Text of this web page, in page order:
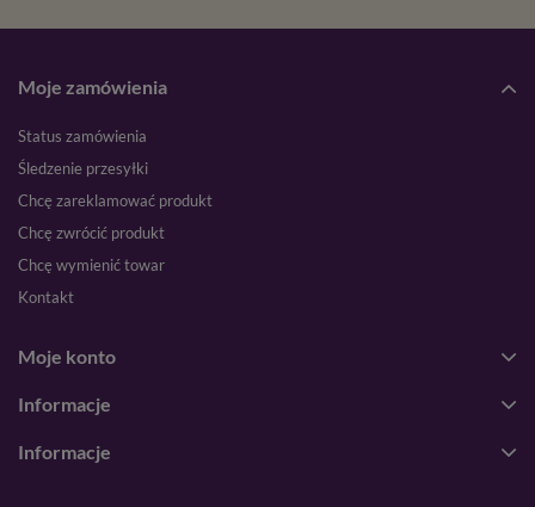
Moje zamówienia
Status zamówienia
Śledzenie przesyłki
Chcę zareklamować produkt
Chcę zwrócić produkt
Chcę wymienić towar
Kontakt
Moje konto
Informacje
Informacje